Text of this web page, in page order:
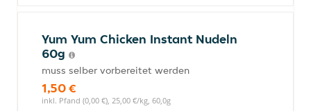
Yum Yum Chicken Instant Nudeln
60g
muss selber vorbereitet werden
1,50 €
inkl. Pfand (0,00 €), 25,00 €/kg, 60,0g